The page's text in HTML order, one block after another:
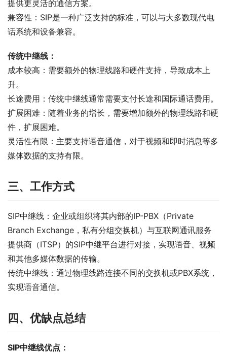
提供更灵活的通信方案。
兼容性：SIP是一种广泛支持的标准，可以与大多数现代电
话系统和设备兼容。
传统中继线：
成本较高：需要额外的物理线路和硬件支持，导致成本上
升。
长途费用：传统中继线通常需要支付长途和国际通话费用。
扩展困难：随着业务的增长，需要增加额外的物理线路和硬
件，扩展困难。
灵活性有限：主要支持语音通信，对于视频和即时消息等多
媒体数据的支持有限。
三、工作方式
SIP中继线：企业或组织将其内部的IP-PBX（Private
Branch Exchange，私有分组交换机）与互联网通讯服务
提供商（ITSP）的SIP中继平台进行对接，实现语音、视频
和其他多媒体数据的传输。
传统中继线：通过物理线路连接不同的交换机或PBX系统，
实现语音通信。
四、优缺点总结
SIP中继线优点：